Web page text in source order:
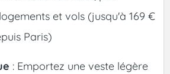
et vols (jusqu'à 169 €
Paris)
: Emportez une veste légère